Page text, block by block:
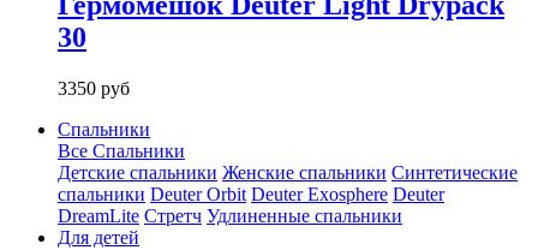
30
3350 руб
Спальники
Все Спальники
Детские спальники Женские спальники Синтетические
спальники Deuter Orbit Deuter Exosphere Deuter
DreamLite Стретч Удлиненные спальники
Для детей